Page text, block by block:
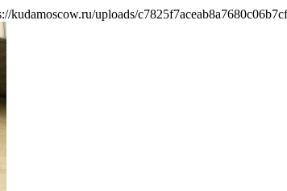
kudamoscow.ru/uploads/